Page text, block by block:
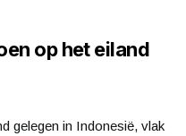
op het eiland
gelegen in Indonesië, vlak